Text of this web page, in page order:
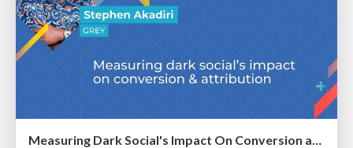
Measuring Dark Social's Impact On Conversion and Attribution